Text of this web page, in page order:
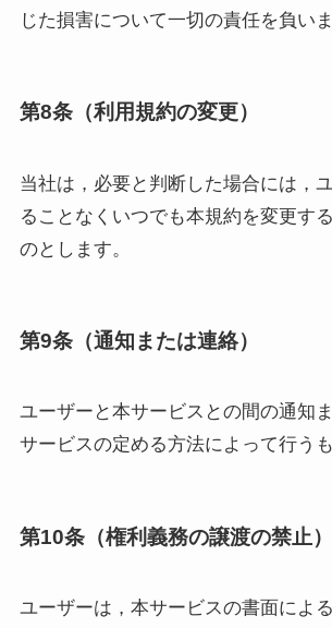
じた損害について一切の責任を負いま
第8条（利用規約の変更）
当社は，必要と判断した場合には，
ることなくいつでも本規約を変更す
のとします。
第9条（通知または連絡）
ユーザーと本サービスとの間の通知
サービスの定める方法によって行う
第10条（権利義務の譲渡の禁止）
ユーザーは，本サービスの書面によ